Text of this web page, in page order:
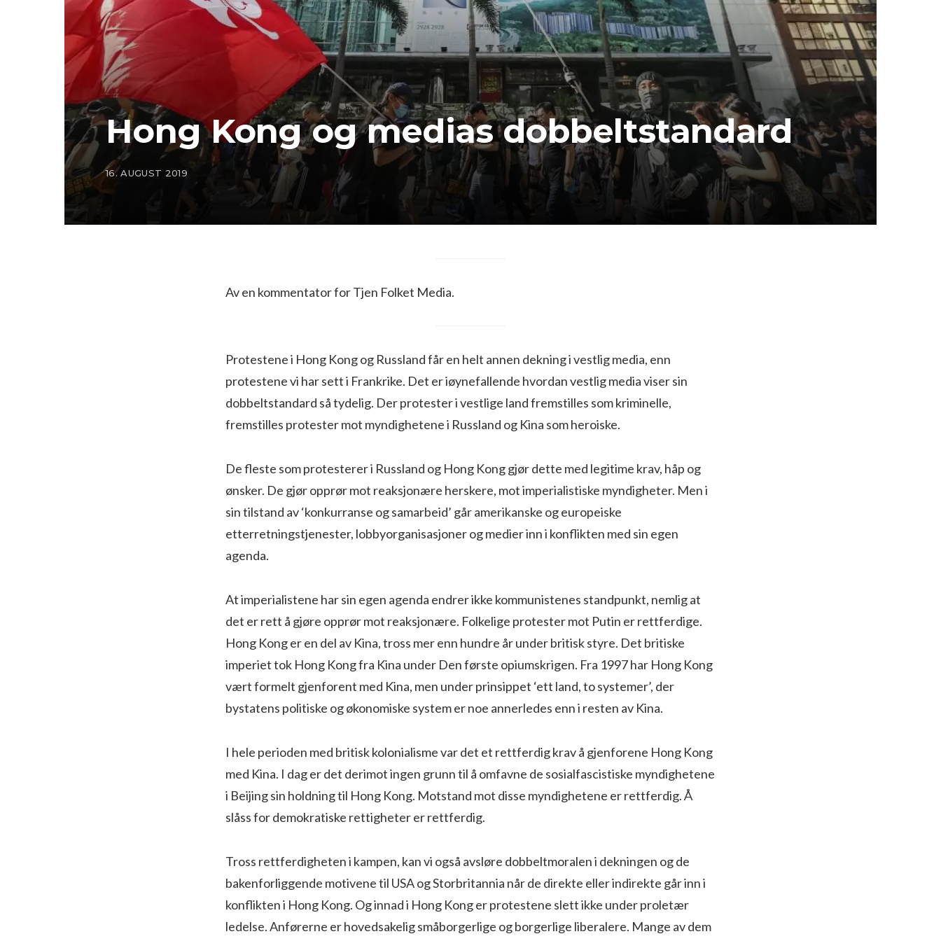
Hong Kong og medias dobbeltstandard
16. AUGUST 2019
Av en kommentator for Tjen Folket Media.
Protestene i Hong Kong og Russland får en helt annen dekning i vestlig media, enn
protestene vi har sett i Frankrike. Det er iøynefallende hvordan vestlig media viser sin
dobbeltstandard så tydelig. Der protester i vestlige land fremstilles som kriminelle,
fremstilles protester mot myndighetene i Russland og Kina som heroiske.
De fleste som protesterer i Russland og Hong Kong gjør dette med legitime krav, håp og
ønsker. De gjør opprør mot reaksjonære herskere, mot imperialistiske myndigheter. Men i
sin tilstand av ‘konkurranse og samarbeid’ går amerikanske og europeiske
etterretningstjenester, lobbyorganisasjoner og medier inn i konflikten med sin egen
agenda.
At imperialistene har sin egen agenda endrer ikke kommunistenes standpunkt, nemlig at
det er rett å gjøre opprør mot reaksjonære. Folkelige protester mot Putin er rettferdige.
Hong Kong er en del av Kina, tross mer enn hundre år under britisk styre. Det britiske
imperiet tok Hong Kong fra Kina under Den første opiumskrigen. Fra 1997 har Hong Kong
vært formelt gjenforent med Kina, men under prinsippet ‘ett land, to systemer’, der
bystatens politiske og økonomiske system er noe annerledes enn i resten av Kina.
I hele perioden med britisk kolonialisme var det et rettferdig krav å gjenforene Hong Kong
med Kina. I dag er det derimot ingen grunn til å omfavne de sosialfascistiske myndighetene
i Beijing sin holdning til Hong Kong. Motstand mot disse myndighetene er rettferdig. Å
slåss for demokratiske rettigheter er rettferdig.
Tross rettferdigheten i kampen, kan vi også avsløre dobbeltmoralen i dekningen og de
bakenforliggende motivene til USA og Storbritannia når de direkte eller indirekte går inn i
konflikten i Hong Kong. Og innad i Hong Kong er protestene slett ikke under proletær
ledelse. Anførerne er hovedsakelig småborgerlige og borgerlige liberalere. Mange av dem